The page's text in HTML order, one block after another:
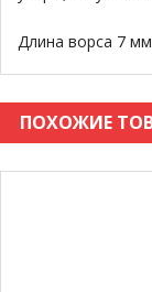
Длина ворса 7
ПОХОЖИЕ